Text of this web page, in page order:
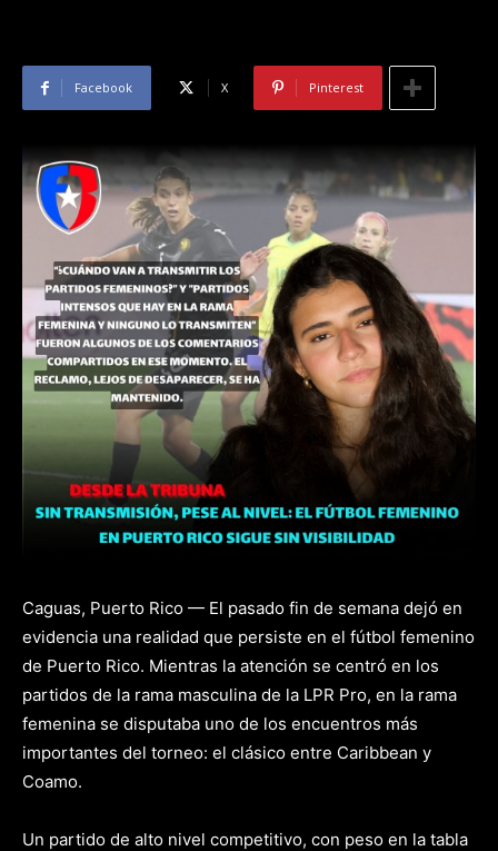
Facebook X Pinterest
Caguas, Puerto Rico — El pasado fin de semana dejó en
evidencia una realidad que persiste en el fútbol femenino
de Puerto Rico. Mientras la atención se centró en los
partidos de la rama masculina de la LPR Pro, en la rama
femenina se disputaba uno de los encuentros más
importantes del torneo: el clásico entre Caribbean y
Coamo.
Un partido de alto nivel competitivo, con peso en la tabla